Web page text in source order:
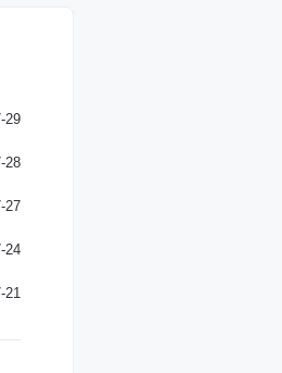
29
28
27
24
21